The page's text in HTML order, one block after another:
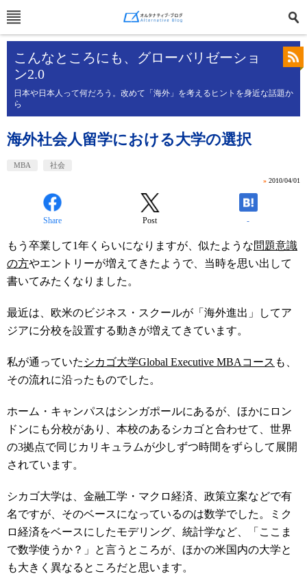
こんなところにも、グローバリゼーショ
ン2.0
日本や日本人って何だろう。改めて「海外」を考えるヒントを身近な話題か
ら
海外社会人留学における大学の選択
MBA 社会
» 2010/04/01
Share Post -
もう卒業して1年くらいになりますが、似たような問題意識
の方やエントリーが増えてきたようで、当時を思い出して
書いてみたくなりました。
最近は、欧米のビジネス・スクールが「海外進出」してア
ジアに分校を設置する動きが増えてきています。
私が通っていた シカゴ大学Global Executive MBAコース も、
その流れに沿ったものでした。
ホーム・キャンパスはシンガポールにあるが、ほかにロン
ドンにも分校があり、本校のあるシカゴと合わせて、世界
の3拠点で同じカリキュラムが少しずつ時間をずらして展開
されています。
シカゴ大学は、金融工学・マクロ経済、政策立案などで有
名ですが、そのベースになっているのは数学でした。ミク
ロ経済をベースにしたモデリング、統計学など、「ここま
で数学使うか？」と言うところが、ほかの米国内の大学と
も大きく異なるところだと思います。